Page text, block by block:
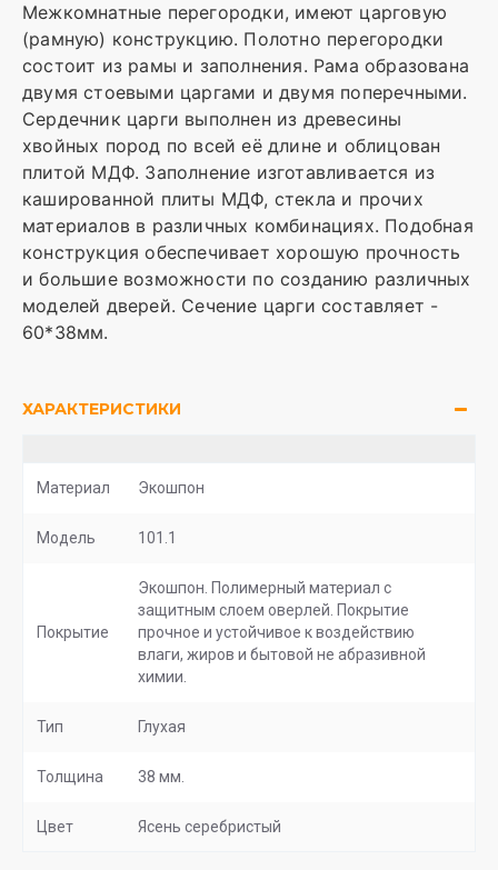
Межкомнатные перегородки, имеют царговую
(рамную) конструкцию. Полотно перегородки
состоит из рамы и заполнения. Рама образована
двумя стоевыми царгами и двумя поперечными.
Сердечник царги выполнен из древесины
хвойных пород по всей её длине и облицован
плитой МДФ. Заполнение изготавливается из
кашированной плиты МДФ, стекла и прочих
материалов в различных комбинациях. Подобная
конструкция обеспечивает хорошую прочность
и большие возможности по созданию различных
моделей дверей. Сечение царги составляет -
60*38мм.
ХАРАКТЕРИСТИКИ
Материал Экошпон
Модель 101.1
Покрытие
Экошпон. Полимерный материал с
защитным слоем оверлей. Покрытие
прочное и устойчивое к воздействию
влаги, жиров и бытовой не абразивной
химии.
Тип Глухая
Толщина 38 мм.
Цвет Ясень серебристый